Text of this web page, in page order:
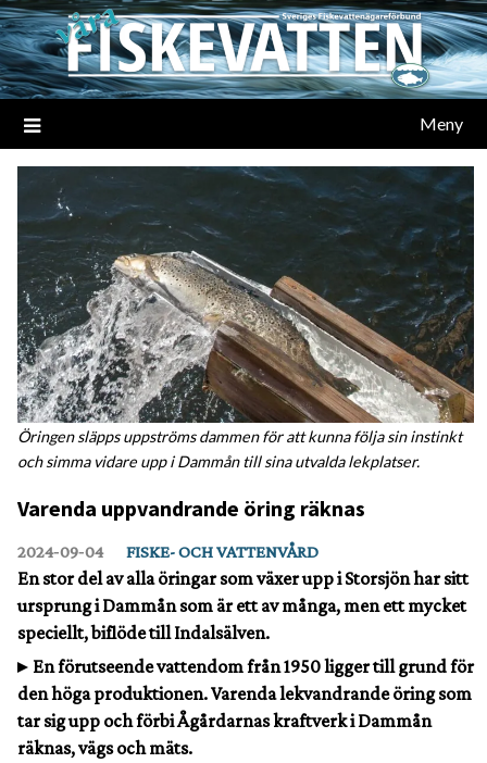
Meny
Öringen släpps uppströms dammen för att kunna följa sin instinkt
och simma vidare upp i Dammån till sina utvalda lekplatser.
Varenda uppvandrande öring räknas
2024‑09‑04 FISKE- OCH VATTENVÅRD
En stor del av alla öringar som växer upp i Storsjön har sitt
ursprung i Dammån som är ett av många, men ett mycket
speciellt, biflöde till Indalsälven.
En förutseende vattendom från 1950 ligger till grund för
den höga produktionen. Varenda lekvandrande öring som
tar sig upp och förbi Ågårdarnas kraftverk i Dammån
räknas, vägs och mäts.